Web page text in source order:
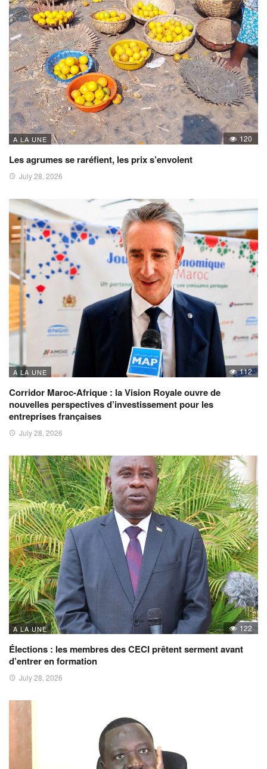
A LA UNE 120
Les agrumes se raréfient, les prix s’envolent
July 28, 2026
A LA UNE 112
Corridor Maroc-Afrique : la Vision Royale ouvre de
nouvelles perspectives d’investissement pour les
entreprises françaises
July 28, 2026
A LA UNE 122
Élections : les membres des CECI prêtent serment avant
d’entrer en formation
July 28, 2026